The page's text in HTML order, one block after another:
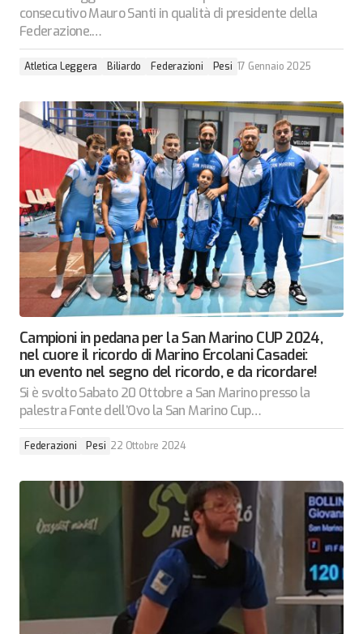
consecutivo Mauro Santi in qualità di presidente della
Federazione.…
Atletica Leggera Biliardo Federazioni Pesi 17 Gennaio 2025
Campioni in pedana per la San Marino CUP 2024,
nel cuore il ricordo di Marino Ercolani Casadei:
un evento nel segno del ricordo, e da ricordare!
Si è svolto Sabato 20 Ottobre a San Marino presso la
palestra Fonte dell’Ovo la San Marino Cup…
Federazioni Pesi 22 Ottobre 2024